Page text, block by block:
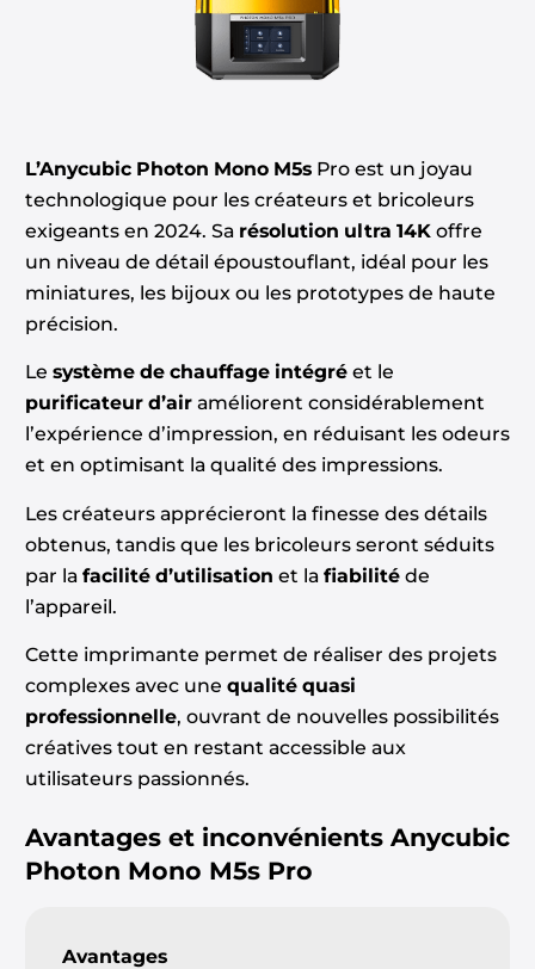
L’Anycubic Photon Mono M5sPro est un joyau
technologique pour les créateurs et bricoleurs
exigeants en 2024. Sa résolution ultra 14Koffre
un niveau de détail époustouflant, idéal pour les
miniatures, les bijoux ou les prototypes de haute
précision.
Le système de chauffage intégréet le
purificateur d’airaméliorent considérablement
l’expérience d’impression, en réduisant les odeurs
et en optimisant la qualité des impressions.
Les créateurs apprécieront la finesse des détails
obtenus, tandis que les bricoleurs seront séduits
par la facilité d’utilisation et la fiabilitéde
l’appareil.
Cette imprimante permet de réaliser des projets
complexes avec une qualité quasi
professionnelle, ouvrant de nouvelles possibilités
créatives tout en restant accessible aux
utilisateurs passionnés.
Avantages et inconvénients Anycubic
Photon Mono M5s Pro
Avantages